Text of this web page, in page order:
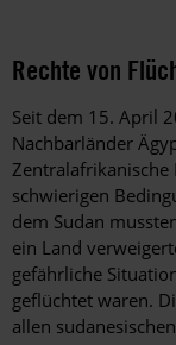
Rechte von
Seit dem 15. April
Nachbarländer
schwierigen
dem Sudan
ein Land
gefährliche
geflüchtet waren.
allen